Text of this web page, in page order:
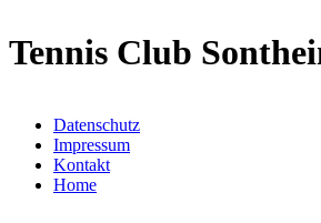
Tennis Club
Datenschutz
Impressum
Kontakt
Home